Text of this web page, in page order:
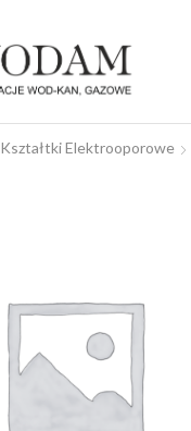
Kształtki Elektrooporowe